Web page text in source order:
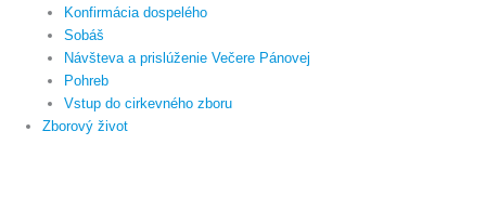
Konfirmácia dospelého
Sobáš
Návšteva a prislúženie Večere Pánovej
Pohreb
Vstup do cirkevného zboru
Zborový život